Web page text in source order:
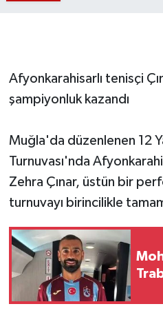
Afyonkarahisarlı tenisçi
şampiyonluk kazandı
Muğla'da düzenlenen 12
Turnuvası'nda
Zehra Çınar, üstün bir
turnuvayı birincilikle